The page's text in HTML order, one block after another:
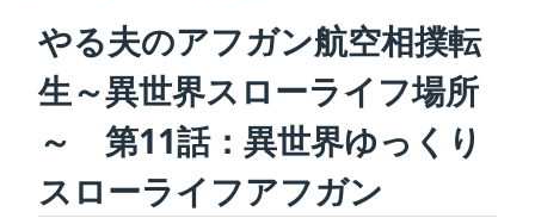
やる夫のアフガン航空相撲転
生～異世界スローライフ場所
～ 第11話：異世界ゆっくり
スローライフアフガン